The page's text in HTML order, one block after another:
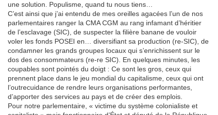
une solution. Populisme, quand tu nous tiens…
C’est ainsi que j’ai entendu de mes oreilles agacées l’un de nos
parlementaires ranger la CMA CGM au rang infamant d’héritier
de l’esclavage (SIC), de suspecter la filière banane de vouloir
voler les fonds POSEI en… diversifiant sa production (re-SIC), de
condamner les grands groupes locaux qui s’enrichissent sur le
dos des consommateurs (re-re SIC). En quelques minutes, les
coupables sont pointés du doigt : Ce sont les gros, ceux qui
prennent place dans le jeu mondial du capitalisme, ceux qui ont
l’outrecuidance de rendre leurs organisations performantes,
d’apporter des services au pays et de créer des emplois.
Pour notre parlementaire, « victime du système colonialiste et